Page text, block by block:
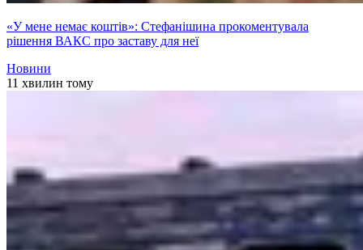
«У мене немає коштів»: Стефанішина прокоментувала
рішення ВАКС про заставу для неї
Новини
11 хвилин тому